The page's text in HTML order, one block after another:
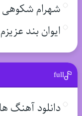
شهرام
ایوان بند
full
دانلود آهنگ